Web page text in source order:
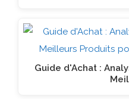
Guide d'Achat :